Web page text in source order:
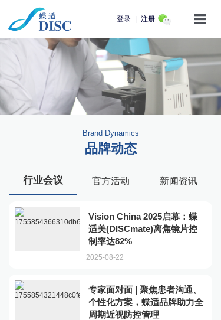
登录 注册
品牌动态
Brand Dynamics
行业会议 官方活动 新闻资讯
Vision China 2025启幕：蝶
适美(DISCmate)离焦镜片控
制率达82%
2025-08-22
专家面对面 | 聚焦患者沟通、
个性化方案，蝶适品牌助力全
周期近视防控管理